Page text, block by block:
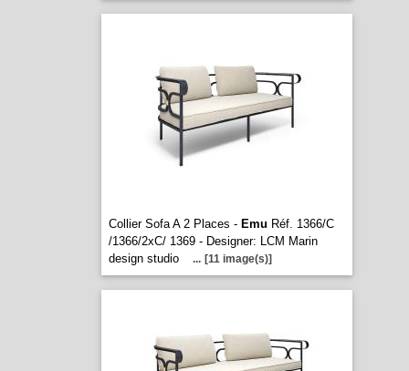
Collier Sofa A 2 Places - Emu Réf. 1366/C
/1366/2xC/ 1369 - Designer: LCM Marin
design studio
... [11 image(s)]